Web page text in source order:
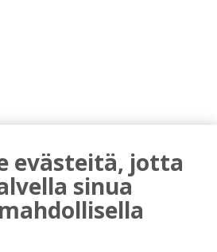
tuotti jälleen komeasti
nuorille – palkittavat
loppuvuodesta
evästeitä, jotta
sinua